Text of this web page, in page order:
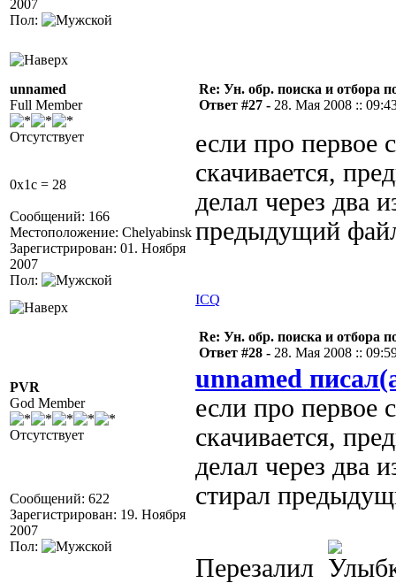
2007
Пол:
unnamed
Full Member
Отсутствует
0x1c = 28
Сообщений: 166
Местоположение: Chelyabinsk
Зарегистрирован: 01. Ноября
2007
Пол:
Re: Ун. обр. поиска и отбора
Ответ #27 - 28. Мая 2008 ::
если про первое
скачивается,
делал через два
предыдущий
ICQ
PVR
God Member
Отсутствует
Сообщений: 622
Зарегистрирован: 19. Ноября
2007
Пол:
Re: Ун. обр. поиска и отбора
Ответ #28 - 28. Мая 2008 ::
unnamed
если про первое
скачивается,
делал через два
стирал
Перезалил